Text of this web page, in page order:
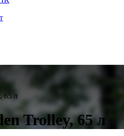
65 л
Trolley, 65 л